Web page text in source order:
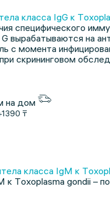
класса IgG к
специфического
вырабатываются на
с момента
скрининговом
на дом
₸
класса IgM к
к Тoxoplasma gondii –